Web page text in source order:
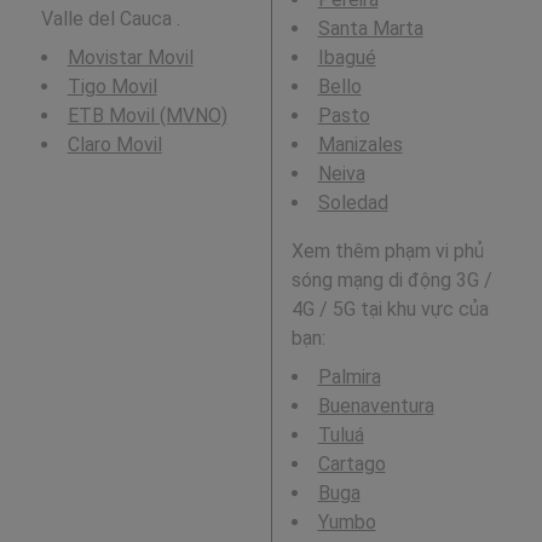
Valle del Cauca .
Movistar Movil
Tigo Movil
ETB Movil (MVNO)
Claro Movil
Santa Marta
Ibagué
Bello
Pasto
Manizales
Neiva
Soledad
Xem thêm phạm vi phủ
sóng mạng di động 3G /
4G / 5G tại khu vực của
bạn:
Palmira
Buenaventura
Tuluá
Cartago
Buga
Yumbo